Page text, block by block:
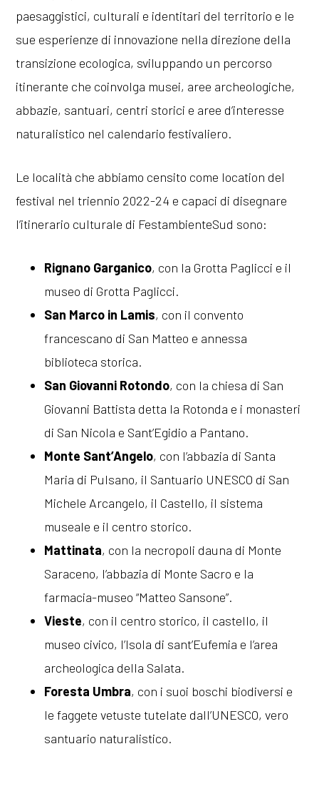
paesaggistici, culturali e identitari del territorio e le
sue esperienze di innovazione nella direzione della
transizione ecologica, sviluppando un percorso
itinerante che coinvolga musei, aree archeologiche,
abbazie, santuari, centri storici e aree d’interesse
naturalistico nel calendario festivaliero.
Le località che abbiamo censito come location del
festival nel triennio 2022-24 e capaci di disegnare
l’itinerario culturale di FestambienteSud sono:
Rignano Garganico, con la Grotta Paglicci e il
museo di Grotta Paglicci.
San Marco in Lamis, con il convento
francescano di San Matteo e annessa
biblioteca storica.
San Giovanni Rotondo, con la chiesa di San
Giovanni Battista detta la Rotonda e i monasteri
di San Nicola e Sant’Egidio a Pantano.
Monte Sant’Angelo, con l’abbazia di Santa
Maria di Pulsano, il Santuario UNESCO di San
Michele Arcangelo, il Castello, il sistema
museale e il centro storico.
Mattinata, con la necropoli dauna di Monte
Saraceno, l’abbazia di Monte Sacro e la
farmacia-museo “Matteo Sansone”.
Vieste, con il centro storico, il castello, il
museo civico, l’Isola di sant’Eufemia e l’area
archeologica della Salata.
Foresta Umbra, con i suoi boschi biodiversi e
le faggete vetuste tutelate dall’UNESCO, vero
santuario naturalistico.